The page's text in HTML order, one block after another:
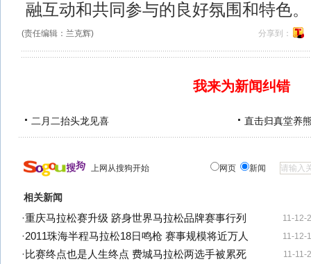
融互动和共同参与的良好氛围和特色。
(责任编辑：兰克辉) 分享到：
我来为新闻纠错
二月二抬头龙见喜 直击归真堂养
上网从搜狗开始 网页 新闻
相关新闻
11-12-
·重庆马拉松赛升级 跻身世界马拉松品牌赛事行列
11-12-
·2011珠海半程马拉松18日鸣枪 赛事规模将近万人
11-11-
·比赛终点也是人生终点 费城马拉松两选手被累死